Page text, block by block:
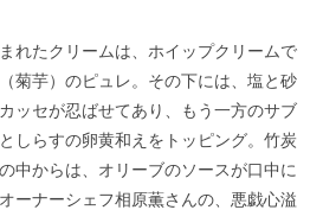
れたクリームは、ホイップクリームで
菊芋）のピュレ。その下には、 塩と砂
ッセが忍ばせてあり、もう一方のサブ
しらすの卵黄和えをト ッピング。竹炭
中からは、オリーブのソースが口中に
ーナーシェフ相原薫さんの、悪戯心溢